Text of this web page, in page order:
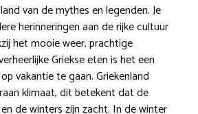
van de mythes en legenden. Je
herinneringen aan de rijke cultuur
het mooie weer, prachtige
Griekse eten is het een
vakantie te gaan. Griekenland
klimaat, dit betekent dat de
de winters zijn zacht. In de winter